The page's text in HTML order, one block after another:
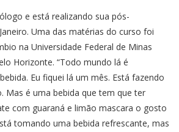
e está realizando sua pós-
Uma das matérias do curso foi
na Universidade Federal de Minas
Horizonte. “Todo mundo lá é
Eu fiquei lá um mês. Está fazendo
Mas é uma bebida que tem que ter
com guaraná e limão mascara o gosto
tomando uma bebida refrescante, mas